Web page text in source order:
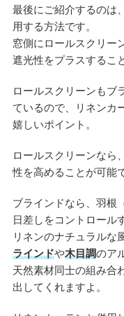
最後にご紹介するのは
用する方法です。
窓側にロールスクリー
遮光性をプラスするこ
ロールスクリーンもブ
ているので、リネンカ
嬉しいポイント。
ロールスクリーンなら、
性を高めることが可能
ブラインドなら、羽根
日差しをコントロール
リネンのナチュラルな
ラインドや木目調のア
天然素材同士の組み合
出してくれますよ。